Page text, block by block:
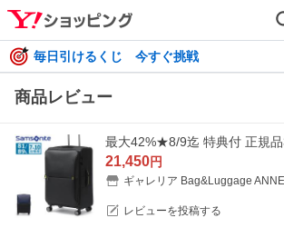
毎日引けるくじ 今すぐ挑戦
商品レビュー
21,450円
ギャレリア Bag&Luggage
レビューを投稿する